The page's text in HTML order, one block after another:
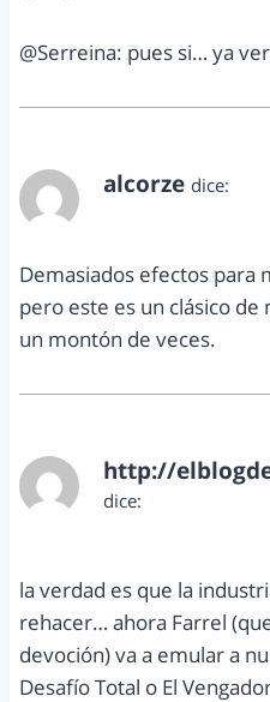
@Serreina: pues si… ya
alcorze dice:
Demasiados efectos para
pero este es un clásico
un montón de veces.
http://
dice:
la verdad es que la
rehacer… ahora Farrel
devoción) va a emular a
Desafío Total o El